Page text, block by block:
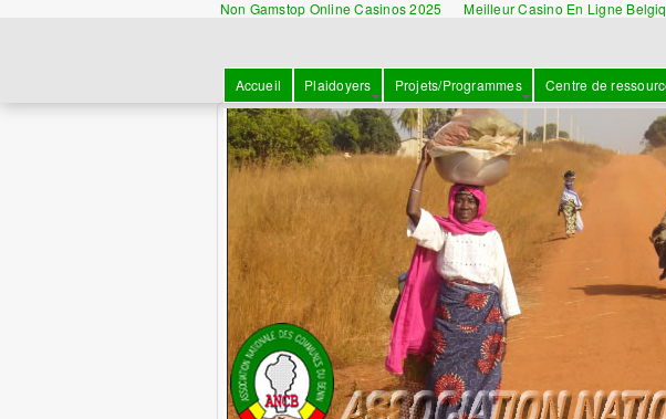
Non Gamstop Online Casinos 2025 Meilleur Casino En Ligne
Accueil Plaidoyers Projets/Programmes Centre de